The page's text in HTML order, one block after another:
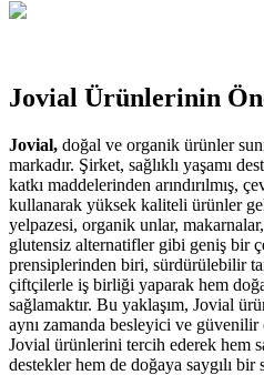
Jovial Ürünlerinin
Jovial, doğal ve organik ürünler
markadır. Şirket, sağlıklı yaşamı
katkı maddelerinden arındırılmış,
kullanarak yüksek kaliteli ürünler
yelpazesi, organik unlar, makarnalar,
glutensiz alternatifler gibi geniş bir
prensiplerinden biri, sürdürülebilir
çiftçilerle iş birliği yaparak hem
sağlamaktır. Bu yaklaşım, Jovial
aynı zamanda besleyici ve güvenilir
Jovial ürünlerini tercih ederek hem
destekler hem de doğaya saygılı bir